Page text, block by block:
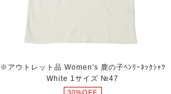
※アウトレット品 Women's 鹿の子ﾍﾝﾘｰﾈｯｸｼｬﾂ
White 1サイズ №47
30%OFF